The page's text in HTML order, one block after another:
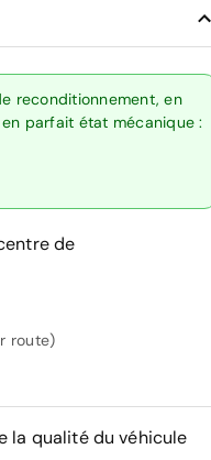
reconditionnement, en
parfait état mécanique :
de
route)
la qualité du véhicule